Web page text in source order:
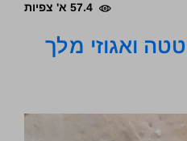
57.4 א' צפיות
ואגוזי מלך